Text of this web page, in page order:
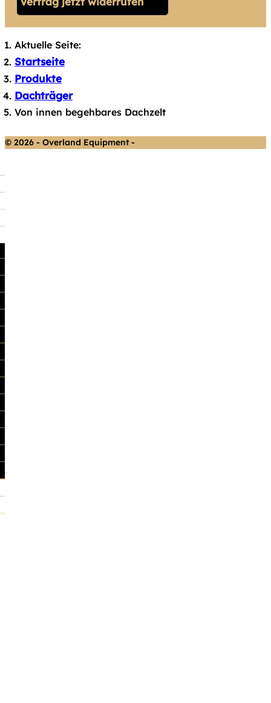
Aktuelle Seite:
Startseite
Produkte
Dachträger
Von innen begehbares Dachzelt
© 2026 - Overland Equipment -